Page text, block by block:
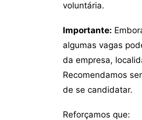
voluntária.
Importante:
algumas vagas
da empresa,
Recomendamos
de se candidatar.
Reforçamos que: